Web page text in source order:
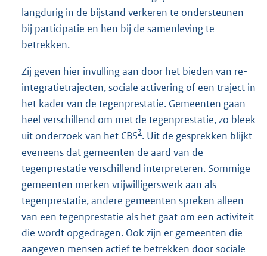
langdurig in de bijstand verkeren te ondersteunen
bij participatie en hen bij de samenleving te
betrekken.
Zij geven hier invulling aan door het bieden van re-
integratietrajecten, sociale activering of een traject in
het kader van de tegenprestatie. Gemeenten gaan
heel verschillend om met de tegenprestatie, zo bleek
uit onderzoek van het CBS3. Uit de gesprekken blijkt
eveneens dat gemeenten de aard van de
tegenprestatie verschillend interpreteren. Sommige
gemeenten merken vrijwilligerswerk aan als
tegenprestatie, andere gemeenten spreken alleen
van een tegenprestatie als het gaat om een activiteit
die wordt opgedragen. Ook zijn er gemeenten die
aangeven mensen actief te betrekken door sociale